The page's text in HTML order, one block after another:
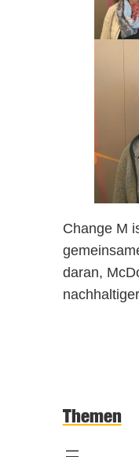
Change M
daran,
Themen